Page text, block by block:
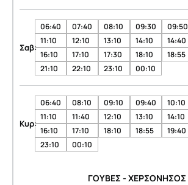
Σαβ:
06:40 07:40 08:10 09:30 09:50
11:10
12:10 13:10 14:10 14:40
16:10
17:10 17:30 18:10 18:55
21:10
22:10 23:10 00:10
Κυρ:
06:40 08:10 09:10 09:40 10:10
11:10
11:40 12:10 13:10 14:10
16:10
17:10 18:10 18:55 19:40
23:10
00:10
ΓΟΥΒΕΣ - ΧΕΡΣΟΝΗΣΟΣ